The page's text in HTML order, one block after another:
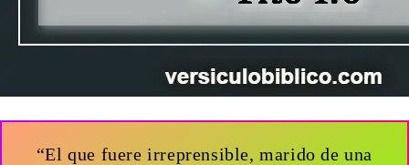
“El que fuere irreprensible, marido de una